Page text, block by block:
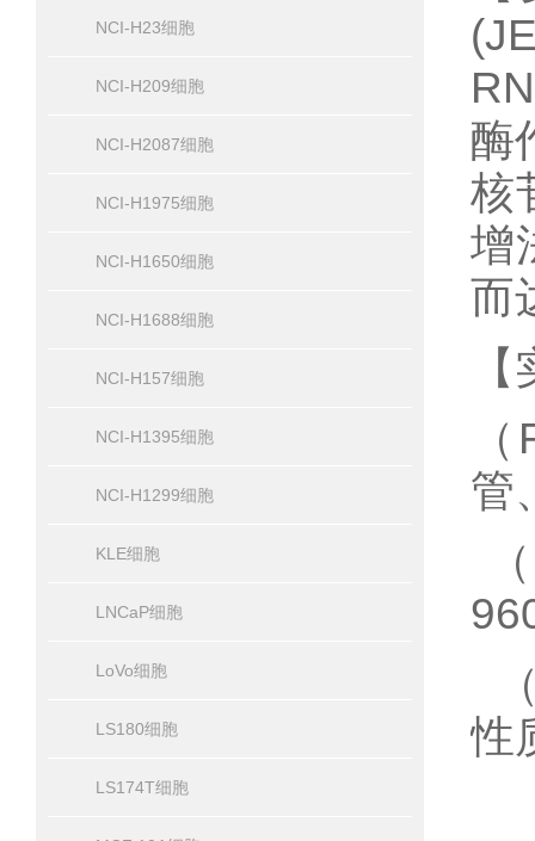
NCI-H23细胞
NCI-H209细胞
NCI-H2087细胞
NCI-H1975细胞
NCI-H1650细胞
NCI-H1688细胞
NCI-H157细胞
NCI-H1395细胞
NCI-H1299细胞
KLE细胞
LNCaP细胞
LoVo细胞
LS180细胞
LS174T细胞
酶
核
增
而
管
性